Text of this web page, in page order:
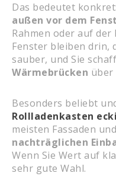
Das bedeutet
außen vor dem
Rahmen oder auf der
Fenster bleiben drin,
sauber, und Sie
Wärmebrücken über
Besonders beliebt
Rollladenkasten
meisten Fassaden
nachträglichen
Wenn Sie Wert auf
sehr gute Wahl.